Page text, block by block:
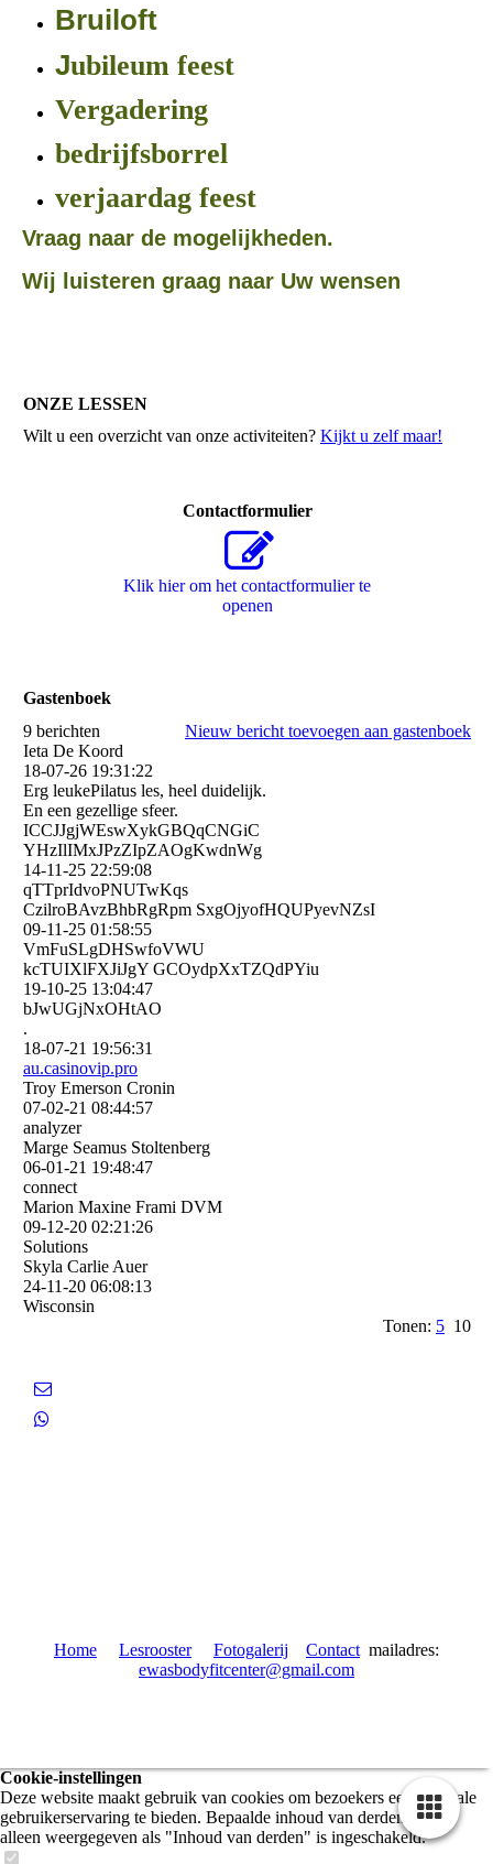
Bruiloft
Jubileum feest
Vergadering
bedrijfsborrel
verjaardag feest
Vraag naar de mogelijkheden.
Wij luisteren graag naar Uw wensen
ONZE LESSEN
Wilt u een overzicht van onze activiteiten? Kijkt u zelf maar!
Contactformulier
Klik hier om het contactformulier te
openen
Gastenboek
9 berichten
Nieuw bericht toevoegen aan gastenboek
Ieta De Koord
18-07-26 19:31:22
Erg leukePilatus les, heel duidelijk.
En een gezellige sfeer.
ICCJJgjWEswXykGBQqCNGiC
YHzIlIMxJPzZIpZAOgKwdnWg
14-11-25 22:59:08
qTTprIdvoPNUTwKqs
CzilroBAvzBhbRgRpm SxgOjyofHQUPyevNZsI
09-11-25 01:58:55
VmFuSLgDHSwfoVWU
kcTUIXlFXJiJgY GCOydpXxTZQdPYiu
19-10-25 13:04:47
bJwUGjNxOHtAO
.
18-07-21 19:56:31
au.­casinovip.­pro
Troy Emerson Cronin
07-02-21 08:44:57
analyzer
Marge Seamus Stoltenberg
06-01-21 19:48:47
connect
Marion Maxine Frami DVM
09-12-20 02:21:26
Solutions
Skyla Carlie Auer
24-11-20 06:08:13
Wisconsin
Tonen: 5 10
Home Lesrooster Fotogalerij Contact mailadres:
ewasbodyfitcenter@gmail.com
Cookie-instellingen
Deze website maakt gebruik van cookies om bezoekers een optimale
gebruikerservaring te bieden. Bepaalde inhoud van derden wordt
alleen weergegeven als "Inhoud van derden" is ingeschakeld.